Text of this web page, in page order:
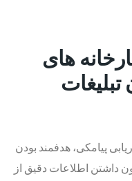
های
پیامکی، هدفمند بودن
داشتن اطلاعات دقیق از